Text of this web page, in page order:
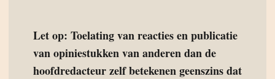
Let op: Toelating van reacties en publicatie
van opiniestukken van anderen dan de
hoofdredacteur zelf betekenen geenszins dat